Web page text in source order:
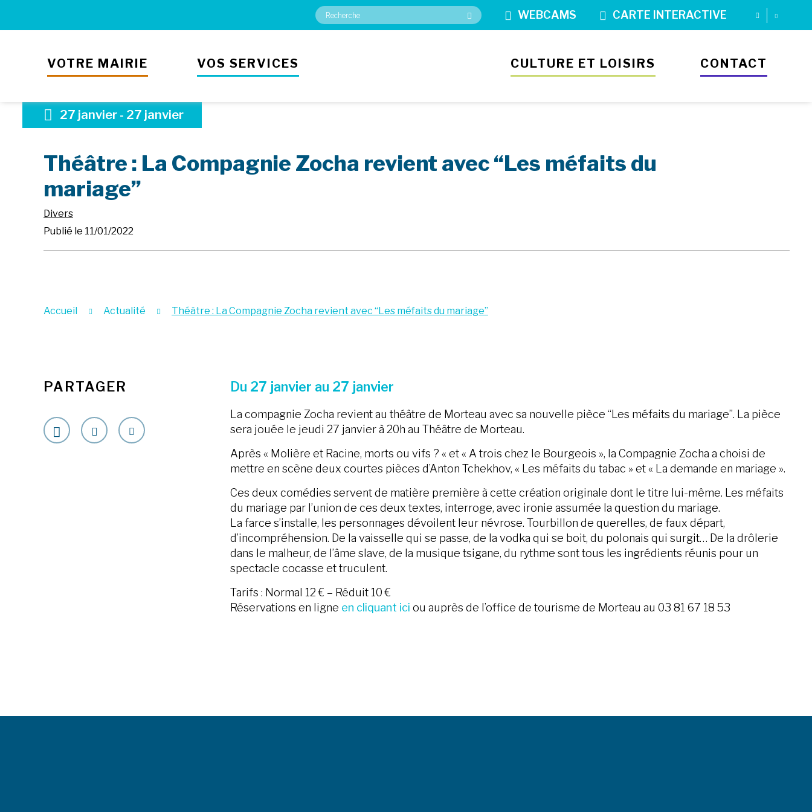
WEBCAMS CARTE INTERACTIVE
VOTRE MAIRIE VOS SERVICES CULTURE ET LOISIRS CONTACT
27 janvier - 27 janvier
Théâtre : La Compagnie Zocha revient avec “Les méfaits du
mariage”
Divers
Publié le 11/01/2022
Accueil Actualité Théâtre : La Compagnie Zocha revient avec “Les méfaits du mariage”
PARTAGER Du 27 janvier au 27 janvier
La compagnie Zocha revient au théâtre de Morteau avec sa nouvelle pièce “Les méfaits du mariage”. La pièce
sera jouée le jeudi 27 janvier à 20h au Théâtre de Morteau.
Après « Molière et Racine, morts ou vifs ? « et « A trois chez le Bourgeois », la Compagnie Zocha a choisi de
mettre en scène deux courtes pièces d’Anton Tchekhov, « Les méfaits du tabac » et « La demande en mariage ».
Ces deux comédies servent de matière première à cette création originale dont le titre lui-même. Les méfaits
du mariage par l’union de ces deux textes, interroge, avec ironie assumée la question du mariage.
La farce s’installe, les personnages dévoilent leur névrose. Tourbillon de querelles, de faux départ,
d’incompréhension. De la vaisselle qui se passe, de la vodka qui se boit, du polonais qui surgit… De la drôlerie
dans le malheur, de l’âme slave, de la musique tsigane, du rythme sont tous les ingrédients réunis pour un
spectacle cocasse et truculent.
Tarifs : Normal 12 € – Réduit 10 €
Réservations en ligne en cliquant ici ou auprès de l’office de tourisme de Morteau au 03 81 67 18 53